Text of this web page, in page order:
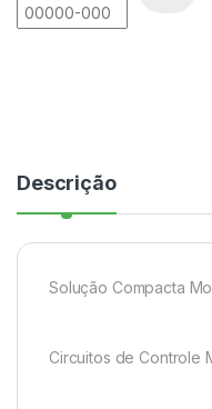
Descrição
Solução Compacta
Circuitos de Controle